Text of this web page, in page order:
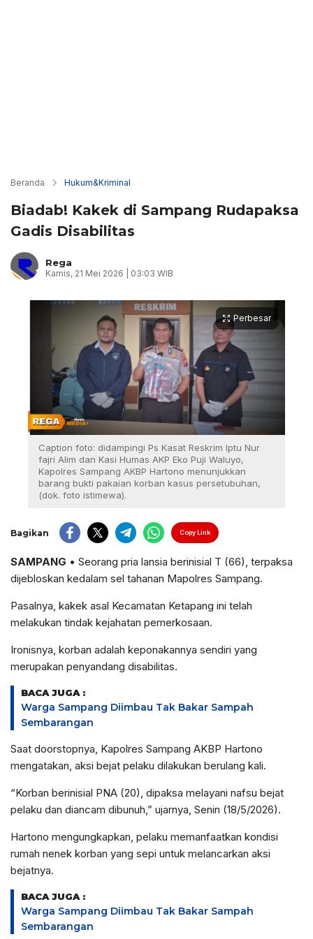
Beranda Hukum&Kriminal
Biadab! Kakek di Sampang Rudapaksa
Gadis Disabilitas
Rega
Kamis, 21 Mei 2026 | 03:03 WIB
Perbesar
Caption foto: didampingi Ps Kasat Reskrim Iptu Nur
fajri Alim dan Kasi Humas AKP Eko Puji Waluyo,
Kapolres Sampang AKBP Hartono menunjukkan
barang bukti pakaian korban kasus persetubuhan,
(dok. foto istimewa).
Bagikan Copy Link
SAMPANG • Seorang pria lansia berinisial T (66), terpaksa
dijebloskan kedalam sel tahanan Mapolres Sampang.
Pasalnya, kakek asal Kecamatan Ketapang ini telah
melakukan tindak kejahatan pemerkosaan.
Ironisnya, korban adalah keponakannya sendiri yang
merupakan penyandang disabilitas.
BACA JUGA :
Warga Sampang Diimbau Tak Bakar Sampah
Sembarangan
Saat doorstopnya, Kapolres Sampang AKBP Hartono
mengatakan, aksi bejat pelaku dilakukan berulang kali.
“Korban berinisial PNA (20), dipaksa melayani nafsu bejat
pelaku dan diancam dibunuh,” ujarnya, Senin (18/5/2026).
Hartono mengungkapkan, pelaku memanfaatkan kondisi
rumah nenek korban yang sepi untuk melancarkan aksi
bejatnya.
BACA JUGA :
Warga Sampang Diimbau Tak Bakar Sampah
Sembarangan